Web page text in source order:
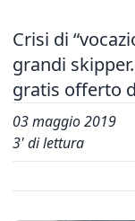
Crisi di
grandi
gratis offerto
03 maggio 2019
3' di lettura